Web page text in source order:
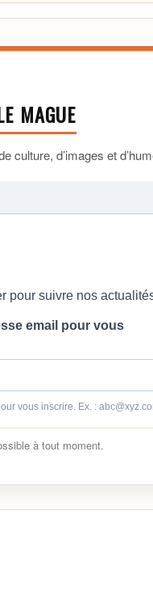
MAGUE
culture, d’images et
à tout moment.